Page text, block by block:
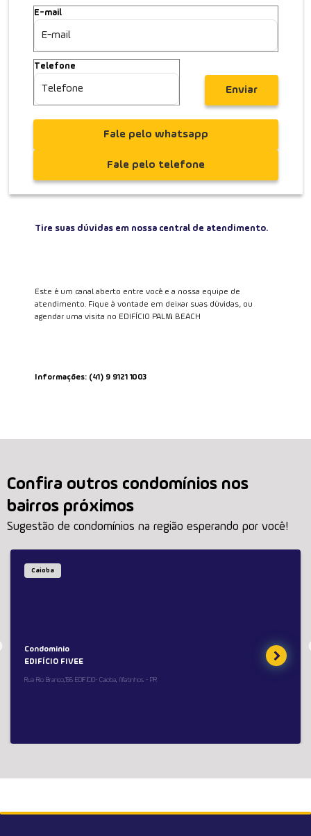
SABER MAIS
Tire suas dúvidas em nossa central de atendimento.
Este é um canal aberto entre você e a nossa equipe de
atendimento. Fique à vontade em deixar suas dúvidas, ou
agendar uma visita no EDIFÍCIO PALM BEACH
Informações: (41) 9 9121 1003
E-mail
Telefone
Enviar
Fale pelo whatsapp
Fale pelo telefone
Confira outros condomínios nos
bairros próximos
Sugestão de condomínios na região esperando por você!
Caioba
Condominio
EDIFÍCIO FIVEE
Rua Rio Branco,156 EDIFÍCIO- Caioba, Matinhos - PR